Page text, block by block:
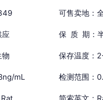
可售卖地：
应 保 质 期：
保存温度
mL 检测范围：